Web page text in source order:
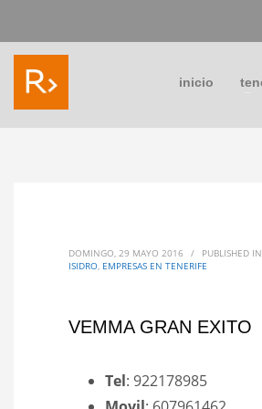
inicio
DOMINGO, 29 MAYO 2016 / PUBLISHED IN
ISIDRO, EMPRESAS EN TENERIFE
VEMMA GRAN EXITO
Tel: 922178985